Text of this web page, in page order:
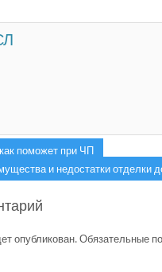
поможет при ЧП
и недостатки отделки
опубликован.Обязательные